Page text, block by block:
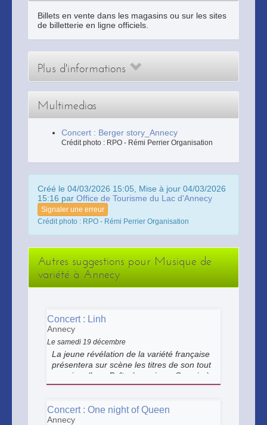
Billets en vente dans les magasins ou sur les sites
de billetterie en ligne officiels.
Plus d'informations
Multimedias
Concert : Berger story_Annecy
Crédit photo : RPO - Rémi Perrier Organisation
Créé le 04/03/2026 15:05, Mise à jour 04/03/2026
15:16 par Office de Tourisme du Lac d'Annecy
Signaler une erreur
Crédit photo : RPO - Rémi Perrier Organisation
Autres suggestions pour Musique de
variété à Annecy
Concert : Linh
Annecy
Le samedi 19 décembre
La jeune révélation de la variété française
présentera sur scène les titres de son tout
premier album Boîte à musique. Sa voix à
la fois puissante et cristalline, s’élèvera sur
Concert : One night of Queen
Annecy